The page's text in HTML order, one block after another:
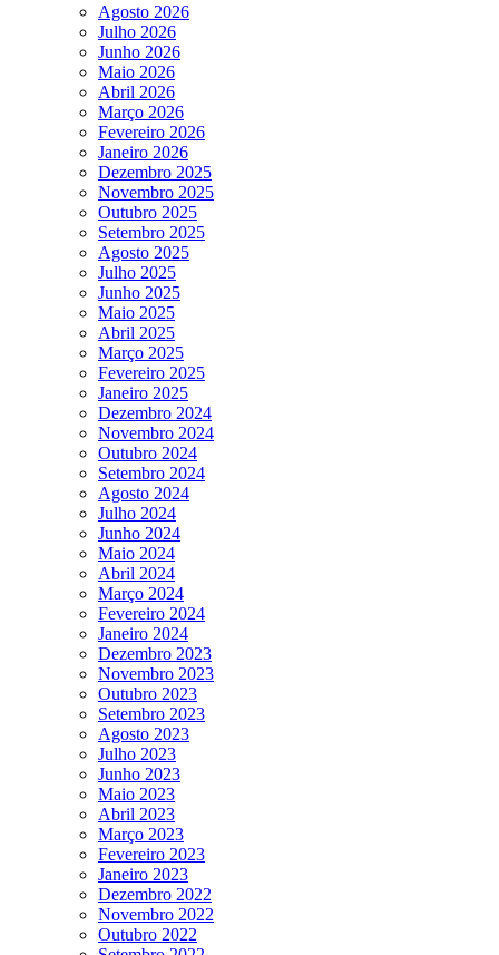
Agosto 2026
Julho 2026
Junho 2026
Maio 2026
Abril 2026
Março 2026
Fevereiro 2026
Janeiro 2026
Dezembro 2025
Novembro 2025
Outubro 2025
Setembro 2025
Agosto 2025
Julho 2025
Junho 2025
Maio 2025
Abril 2025
Março 2025
Fevereiro 2025
Janeiro 2025
Dezembro 2024
Novembro 2024
Outubro 2024
Setembro 2024
Agosto 2024
Julho 2024
Junho 2024
Maio 2024
Abril 2024
Março 2024
Fevereiro 2024
Janeiro 2024
Dezembro 2023
Novembro 2023
Outubro 2023
Setembro 2023
Agosto 2023
Julho 2023
Junho 2023
Maio 2023
Abril 2023
Março 2023
Fevereiro 2023
Janeiro 2023
Dezembro 2022
Novembro 2022
Outubro 2022